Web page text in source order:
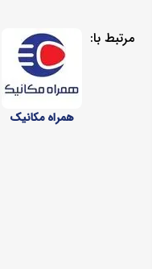
مرتبط با:
همراه مکانیک